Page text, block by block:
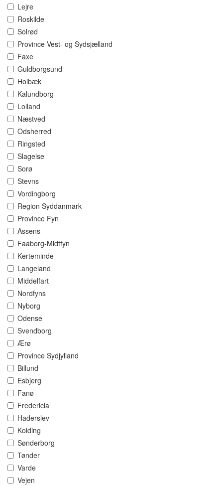
Lejre
Roskilde
Solrød
Province Vest- og Sydsjælland
Faxe
Guldborgsund
Holbæk
Kalundborg
Lolland
Næstved
Odsherred
Ringsted
Slagelse
Sorø
Stevns
Vordingborg
Region Syddanmark
Province Fyn
Assens
Faaborg-Midtfyn
Kerteminde
Langeland
Middelfart
Nordfyns
Nyborg
Odense
Svendborg
Ærø
Province Sydjylland
Billund
Esbjerg
Fanø
Fredericia
Haderslev
Kolding
Sønderborg
Tønder
Varde
Vejen